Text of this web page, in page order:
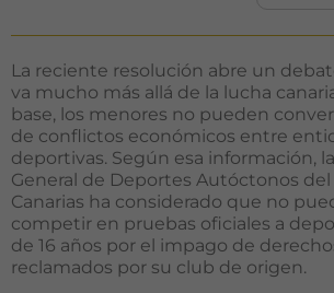
La reciente resolución abre un
va mucho más allá de la lucha
base, los menores no pueden
de conflictos económicos entre
deportivas. Según esa información,
General de Deportes Autóctonos
Canarias ha considerado que no
competir en pruebas oficiales a
de 16 años por el impago de
reclamados por su club de origen.